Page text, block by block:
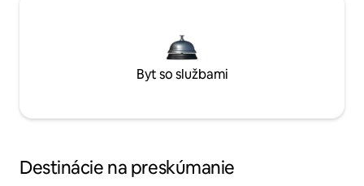
Byt so službami
Destinácie na preskúmanie